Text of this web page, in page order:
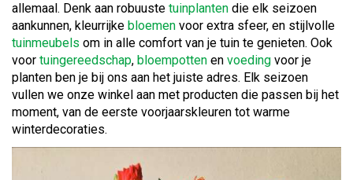
allemaal. Denk aan robuuste tuinplanten die elk seizoen
aankunnen, kleurrijke bloemen voor extra sfeer, en stijlvolle
tuinmeubels om in alle comfort van je tuin te genieten. Ook
voor tuingereedschap, bloempotten en voeding voor je
planten ben je bij ons aan het juiste adres. Elk seizoen
vullen we onze winkel aan met producten die passen bij het
moment, van de eerste voorjaarskleuren tot warme
winterdecoraties.